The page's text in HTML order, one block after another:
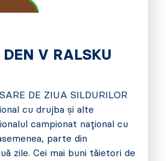
V RALSKU
DE ZIUA SILDURILOR
cu drujba și alte
campionat național cu
parte din
zile. Cei mai buni tăietori de